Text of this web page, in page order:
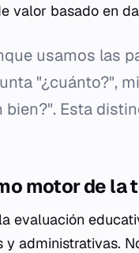
valor basado en
usamos las
"¿cuánto?",
bien?". Esta
motor de la
evaluación
administrativas.